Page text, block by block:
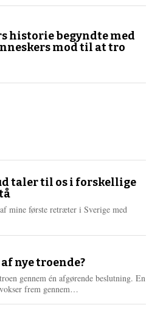
historie begyndte med
mod til at tro
taler til os i forskellige
mine første retræter i Sverige med
nye troende?
gennem én afgørende beslutning. En
frem gennem…